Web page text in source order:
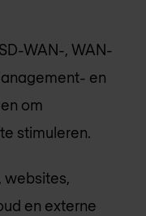
WAN-, WAN-
en
om
stimuleren.
websites,
en externe